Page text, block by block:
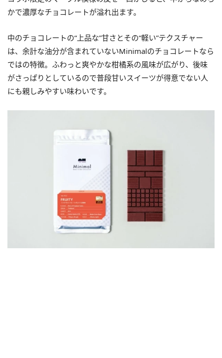
かで濃厚なチョコレートが溢れ出ます。
中のチョコレートの“上品な”甘さとその“軽い”テクスチャー
は、余計な油分が含まれていないMinimalのチョコレートなら
ではの特徴。ふわっと爽やかな柑橘系の風味が広がり、後味
がさっぱりとしているので普段甘いスイーツが得意でない人
にも親しみやすい味わいです。